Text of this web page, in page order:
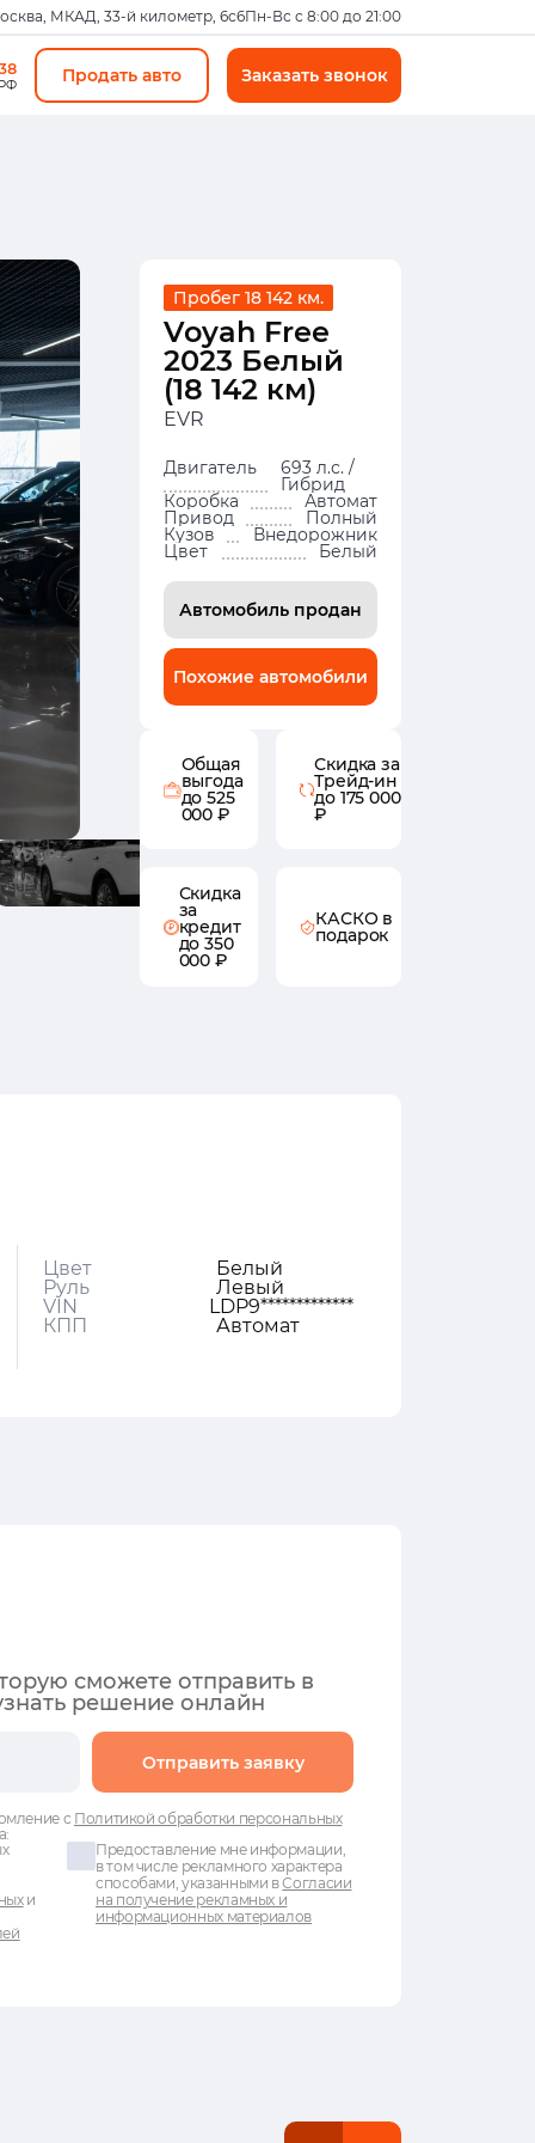
МКАД, 33-й километр, 6с6Пн-Вс с 8:00 до 21:00
Продать авто Заказать звонок
Пробег 18 142 км.
Voyah Free
2023 Белый
(18 142 км)
EVR
Двигатель 693 л.с. /
Гибрид
Коробка Автомат
Привод Полный
Кузов Внедорожник
Цвет Белый
Автомобиль продан
Похожие автомобили
Общая
выгода
до 525
000 ₽
Скидка за
Трейд-ин
до 175 000
₽
Скидка
за
кредит
до 350
000 ₽
КАСКО в
подарок
Цвет
Белый
Руль
Левый
VIN
LDP9*************
КПП
Автомат
сможете отправить в
решение онлайн
Отправить заявку
с Политикой обработки персональных
и
Предоставление мне информации,
в том числе рекламного характера
способами, указанными вСогласии
на получение рекламных и
информационных материалов